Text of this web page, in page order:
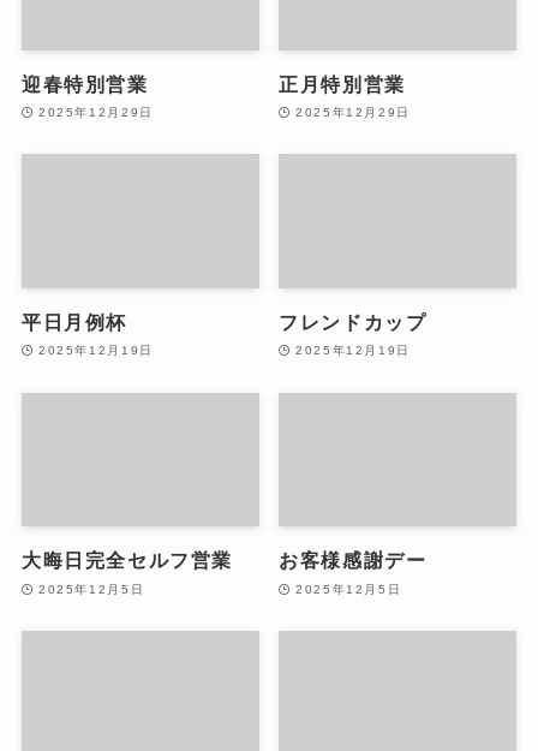
迎春特別営業
2025年12月29日
正月特別営業
2025年12月29日
平日月例杯
2025年12月19日
フレンドカップ
2025年12月19日
大晦日完全セルフ営業
2025年12月5日
お客様感謝デー
2025年12月5日